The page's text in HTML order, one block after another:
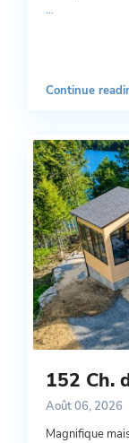
...
Continue
152 Ch.
Août 06, 2026
Magnifique